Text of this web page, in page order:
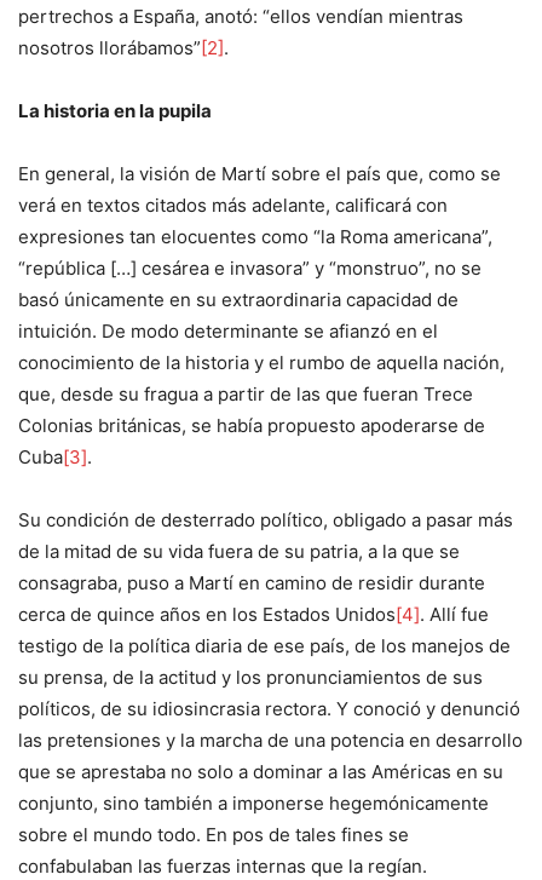
pertrechos a España, anotó: “ellos vendían mientras
nosotros llorábamos” [2].
La historia en la pupila
En general, la visión de Martí sobre el país que, como se
verá en textos citados más adelante, calificará con
expresiones tan elocuentes como “la Roma americana”,
“república […] cesárea e invasora” y “monstruo”, no se
basó únicamente en su extraordinaria capacidad de
intuición. De modo determinante se afianzó en el
conocimiento de la historia y el rumbo de aquella nación,
que, desde su fragua a partir de las que fueran Trece
Colonias británicas, se había propuesto apoderarse de
Cuba[3].
Su condición de desterrado político, obligado a pasar más
de la mitad de su vida fuera de su patria, a la que se
consagraba, puso a Martí en camino de residir durante
cerca de quince años en los Estados Unidos[4]. Allí fue
testigo de la política diaria de ese país, de los manejos de
su prensa, de la actitud y los pronunciamientos de sus
políticos, de su idiosincrasia rectora. Y conoció y denunció
las pretensiones y la marcha de una potencia en desarrollo
que se aprestaba no solo a dominar a las Américas en su
conjunto, sino también a imponerse hegemónicamente
sobre el mundo todo. En pos de tales fines se
confabulaban las fuerzas internas que la regían.